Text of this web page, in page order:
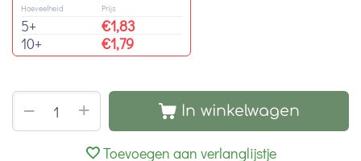
Hoeveelheid
5+
10+
Prijs
€1,83
€1,79
+
− In winkelwagen
Toevoegen aan verlanglijstje